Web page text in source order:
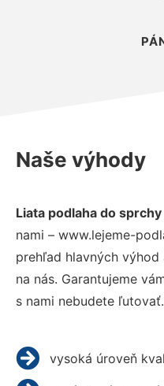
Naše výhody
Liata podlaha do
nami – www.lejeme-
prehľad hlavných
na nás. Garantujeme
s nami nebudete ľutovať.
vysoká úroveň